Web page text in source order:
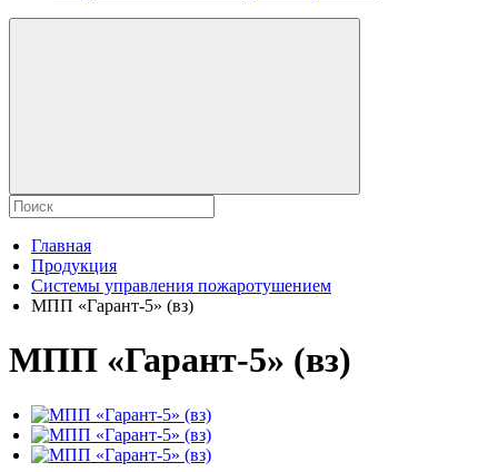
Главная
Продукция
Системы управления пожаротушением
МПП «Гарант-5» (вз)
МПП «Гарант-5» (вз)